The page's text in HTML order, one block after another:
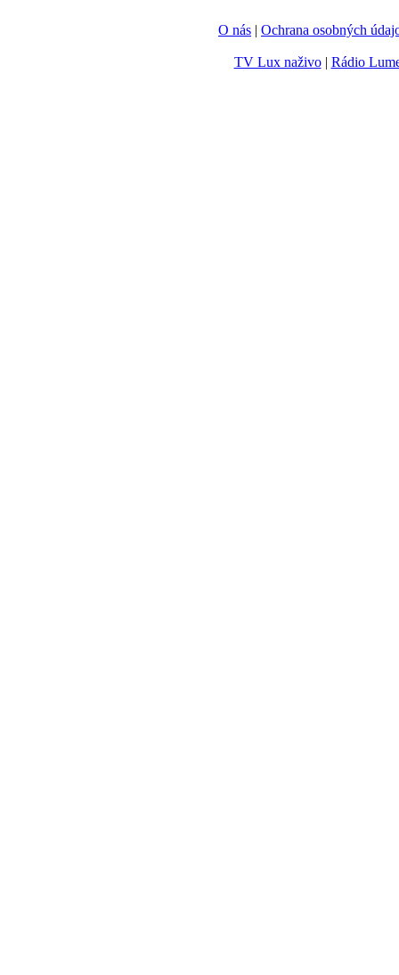
O nás | Ochrana osobných
TV Lux naživo| Rádio